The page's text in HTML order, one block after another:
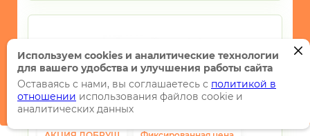
Используем cookies и аналитические технологии
для вашего удобства и улучшения работы сайта
Оставаясь с нами, вы соглашаетесь с политикой в
отношении использования файлов cookie и
аналитических данных